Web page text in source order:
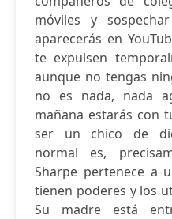
móviles y
aparecerás en
te expulsen
aunque no tengas
no es nada, nada
mañana estarás con
ser un chico de
normal es,
Sharpe pertenece a
tienen poderes y los
Su madre está